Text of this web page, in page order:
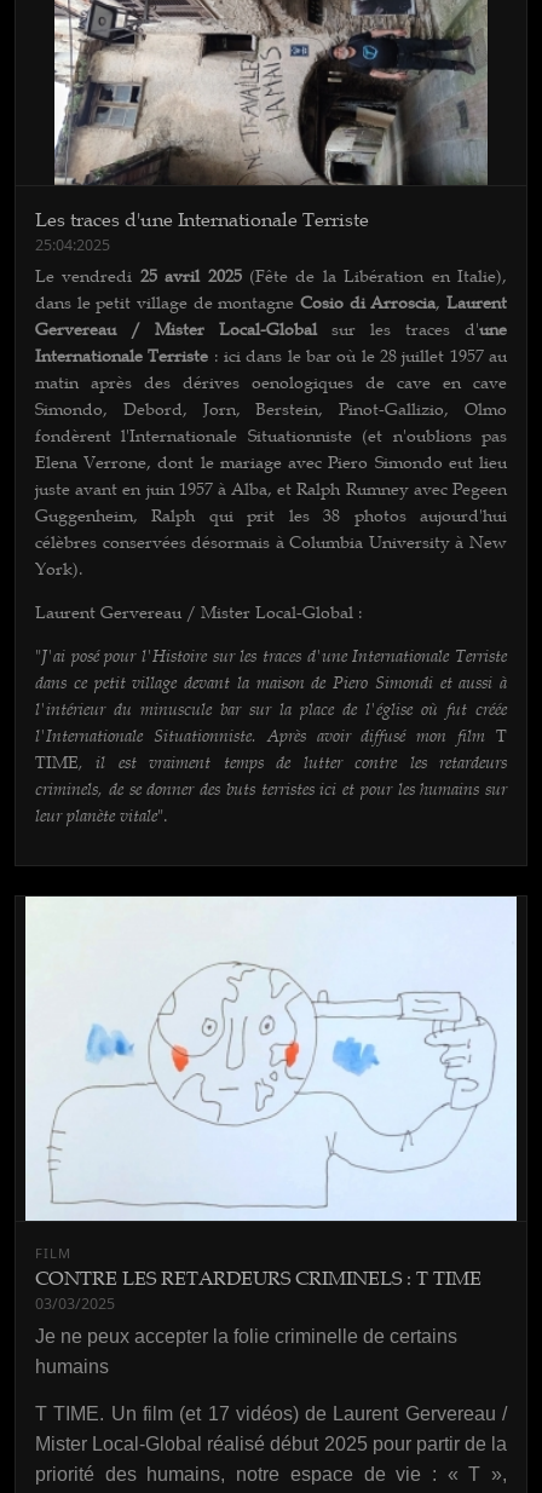
Les traces d'une Internationale Terriste
25:04:2025
Le vendredi 25 avril 2025(Fête de la Libération en Italie),
dans le petit village de montagne Cosio di Arroscia,Laurent
Gervereau / Mister Local-Globalsur les traces d'une
Internationale Terriste : ici dans le bar où le 28 juillet 1957 au
matin après des dérives oenologiques de cave en cave
Simondo, Debord, Jorn, Berstein, Pinot-Gallizio, Olmo
fondèrent l'Internationale Situationniste (et n'oublions pas
Elena Verrone, dont le mariage avec Piero Simondo eut lieu
juste avant en juin 1957 à Alba, et Ralph Rumney avec Pegeen
Guggenheim, Ralph qui prit les 38 photos aujourd'hui
célèbres conservées désormais à Columbia University à New
York).
Laurent Gervereau / Mister Local-Global :
"J'ai posé pour l'Histoire sur les traces d'une Internationale Terriste
dans ce petit village devant la maison de Piero Simondi et aussi à
l'intérieur du minuscule bar sur la place de l'église où fut créée
l'Internationale Situationniste. Après avoir diffusé mon film T
TIME, il est vraiment temps de lutter contre les retardeurs
criminels, de se donner des buts terristes ici et pour les humains sur
leur planète vitale".
FILM
CONTRE LES RETARDEURS CRIMINELS : T TIME
03/03/2025
Je ne peux accepter la folie criminelle de certains
humains
T TIME. Un film (et 17 vidéos) de Laurent Gervereau /
Mister Local-Global réalisé début 2025 pour partir de la
priorité des humains, notre espace de vie : « T »,